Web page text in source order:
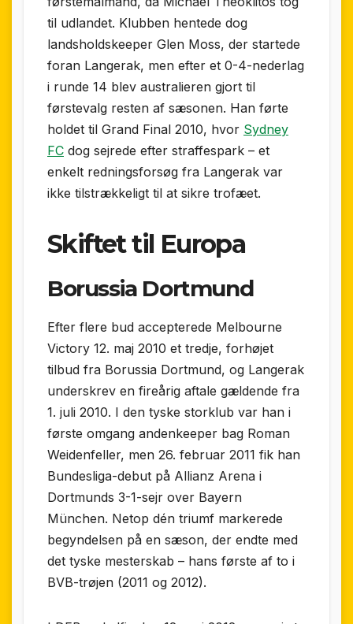
til udlandet. Klubben hentede dog
landsholdskeeper Glen Moss, der startede
foran Langerak, men efter et 0-4-nederlag
i runde 14 blev australieren gjort til
førstevalg resten af sæsonen. Han førte
holdet til Grand Final 2010, hvor Sydney
FC dog sejrede efter straffespark – et
enkelt redningsforsøg fra Langerak var
ikke tilstrækkeligt til at sikre trofæet.
Skiftet til Europa
Borussia Dortmund
Efter flere bud accepterede Melbourne
Victory 12. maj 2010 et tredje, forhøjet
tilbud fra Borussia Dortmund, og Langerak
underskrev en fireårig aftale gældende fra
1. juli 2010. I den tyske storklub var han i
første omgang andenkeeper bag Roman
Weidenfeller, men 26. februar 2011 fik han
Bundesliga-debut på Allianz Arena i
Dortmunds 3-1-sejr over Bayern
München. Netop dén triumf markerede
begyndelsen på en sæson, der endte med
det tyske mesterskab – hans første af to i
BVB-trøjen (2011 og 2012).